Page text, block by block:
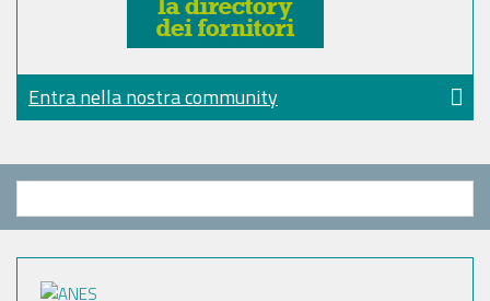
Entra nella nostra community